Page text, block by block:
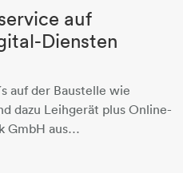
auf
Diensten
auf der Baustelle wie
dazu Leihgerät plus Online-
GmbH aus…